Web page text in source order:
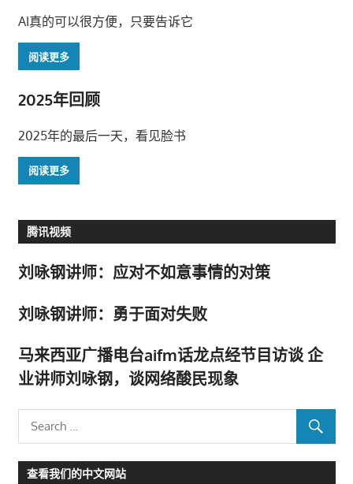
AI真的可以很方便，只要告诉它
阅读更多
2025年回顾
2025年的最后一天，看见脸书
阅读更多
腾讯视频
刘咏钢讲师：应对不如意事情的对策
刘咏钢讲师：勇于面对失败
马来西亚广播电台aifm话龙点经节目访谈 企
业讲师刘咏钢，谈网络酸民现象
查看我们的中文网站